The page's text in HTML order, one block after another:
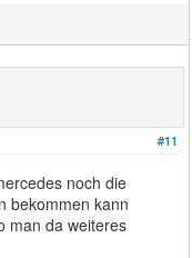
#11
noch die
bekommen kann
man da weiteres